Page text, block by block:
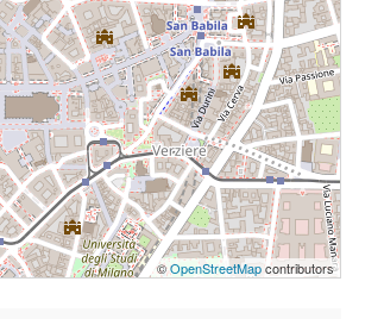
©OpenStreetMapcontributors